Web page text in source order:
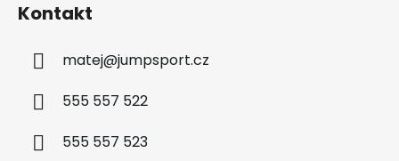
Kontakt
matej@jumpsport.cz
555 557 522
555 557 523